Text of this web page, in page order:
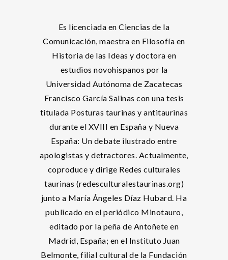
Es licenciada en Ciencias de la
Comunicación, maestra en Filosofía en
Historia de las Ideas y doctora en
estudios novohispanos por la
Universidad Autónoma de Zacatecas
Francisco García Salinas con una tesis
titulada Posturas taurinas y antitaurinas
durante el XVIII en España y Nueva
España: Un debate ilustrado entre
apologistas y detractores. Actualmente,
coproduce y dirige Redes culturales
taurinas (redesculturalestaurinas.org)
junto a María Ángeles Díaz Hubard. Ha
publicado en el periódico Minotauro,
editado por la peña de Antoñete en
Madrid, España; en el Instituto Juan
Belmonte, filial cultural de la Fundación